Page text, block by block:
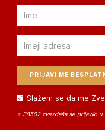
Email
Email
Slažem se da me
⭐ 38502 zvezdaša se prijavilo